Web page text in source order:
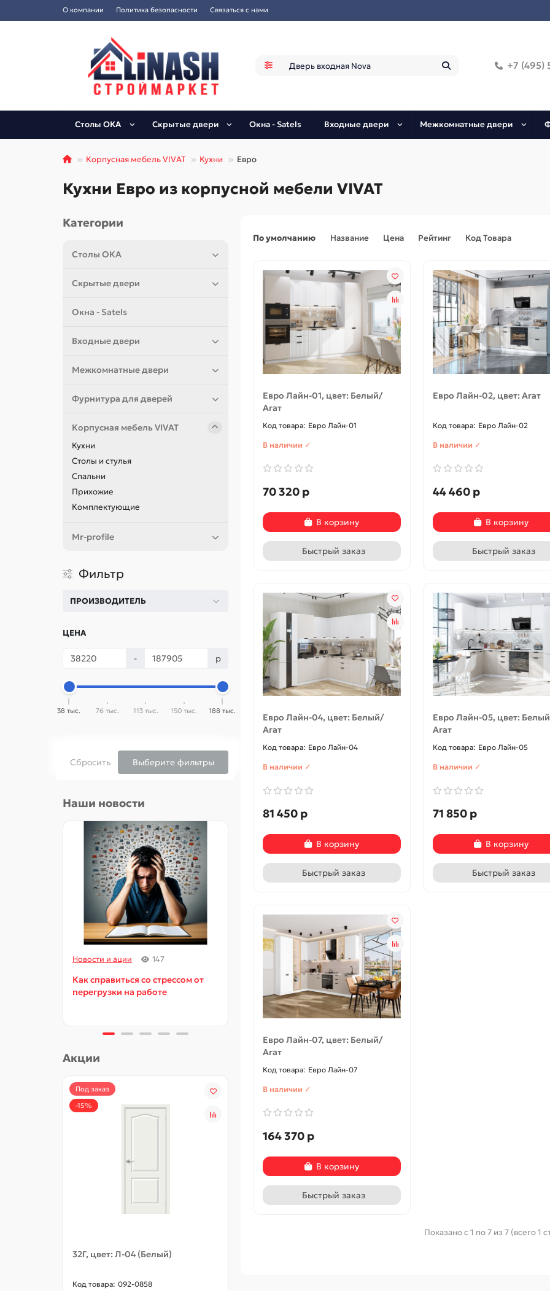
О компании Политика безопасности Связаться с нами
+7 (495)
Столы ОКА Скрытые двери Окна - Satels Входные двери Межкомнатные двери
Корпусная мебель VIVAT Кухни Евро
Кухни Евро из корпусной мебели VIVAT
Категории
Столы ОКА
Скрытые двери
Окна - Satels
Входные двери
Межкомнатные двери
Фурнитура для дверей
Корпусная мебель VIVAT
Кухни
Столы и стулья
Спальни
Прихожие
Комплектующие
Mr-profile
Фильтр
ПРОИЗВОДИТЕЛЬ
ЦЕНА
- р
38 тыс. 76 тыс. 113 тыс. 150 тыс. 188 тыс.
Сбросить Выберите фильтры
Наши новости
Новости и ации 147
Как справиться со стрессом от
перегрузки на работе
Новости и ации 126
Как избежать беспорядка при
организации пространства
Акции
Под заказ
-15%
32Г, цвет: Л-04 (Белый)
092-0858
-15%
По умолчанию Название Цена Рейтинг Код Товара
Евро Лайн-01, цвет: Белый/
Агат
Евро Лайн-01
В наличии ✓
70 320 р
В корзину
Быстрый заказ
Евро Лайн-02, цвет: Агат
Евро Лайн-02
В наличии ✓
44 460 р
В корзину
Быстрый заказ
Евро Лайн-04, цвет: Белый/
Агат
Евро Лайн-04
В наличии ✓
81 450 р
В корзину
Быстрый заказ
Евро Лайн-05, цвет:
Агат
Евро Лайн-05
В наличии ✓
71 850 р
В корзину
Быстрый заказ
Евро Лайн-07, цвет: Белый/
Агат
Евро Лайн-07
В наличии ✓
164 370 р
В корзину
Быстрый заказ
Показано с 1 по 7 из 7 (всего 1